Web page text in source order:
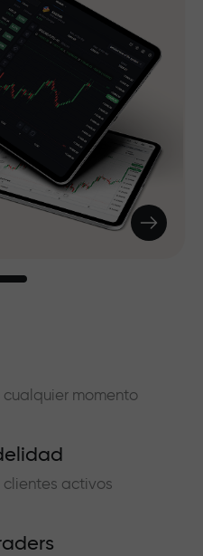
momento
clientes activos